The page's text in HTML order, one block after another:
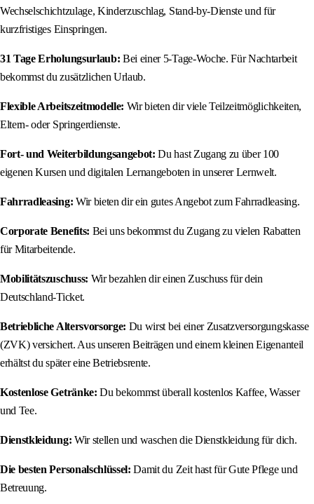
Wechselschichtzulage, Kinderzuschlag, Stand-by-Dienste und für
kurzfristiges Einspringen.
31 Tage Erholungsurlaub: Bei einer 5-Tage-Woche. Für Nachtarbeit
bekommst du zusätzlichen Urlaub.
Flexible Arbeitszeitmodelle: Wir bieten dir viele Teilzeitmöglichkeiten,
Eltern- oder Springerdienste.
Fort- und Weiterbildungsangebot: Du hast Zugang zu über 100
eigenen Kursen und digitalen Lernangeboten in unserer Lernwelt.
Fahrradleasing: Wir bieten dir ein gutes Angebot zum Fahrradleasing.
Corporate Benefits: Bei uns bekommst du Zugang zu vielen Rabatten
für Mitarbeitende.
Mobilitätszuschuss: Wir bezahlen dir einen Zuschuss für dein
Deutschland-Ticket.
Betriebliche Altersvorsorge: Du wirst bei einer Zusatzversorgungskasse
(ZVK) versichert. Aus unseren Beiträgen und einem kleinen Eigenanteil
erhältst du später eine Betriebsrente.
Kostenlose Getränke: Du bekommst überall kostenlos Kaffee, Wasser
und Tee.
Dienstkleidung: Wir stellen und waschen die Dienstkleidung für dich.
Die besten Personalschlüssel: Damit du Zeit hast für Gute Pflege und
Betreuung.